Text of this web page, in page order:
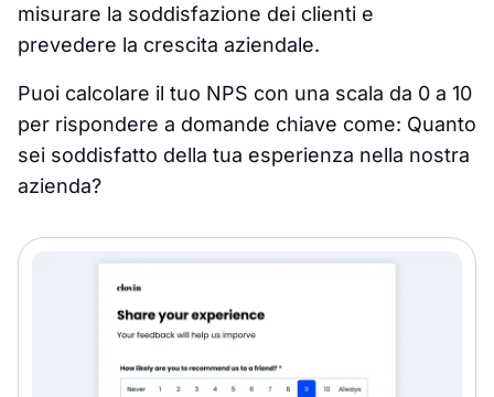
misurare la soddisfazione dei clienti e
prevedere la crescita aziendale.
Puoi calcolare il tuo NPS con una scala da 0 a 10
per rispondere a domande chiave come: Quanto
sei soddisfatto della tua esperienza nella nostra
azienda?